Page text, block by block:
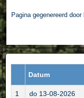
Pagina gegenereerd door
Datum
1 do 13-08-2026